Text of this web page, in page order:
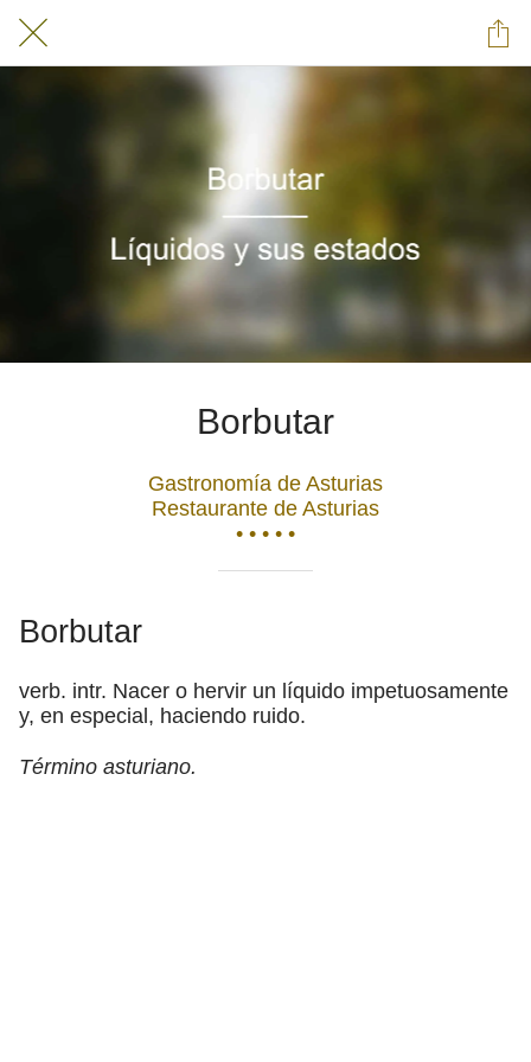
Borbutar
Gastronomía de Asturias
Restaurante de Asturias
• • • • •
Borbutar
verb. intr. Nacer o hervir un líquido impetuosamente
y, en especial, haciendo ruido.
Término asturiano.